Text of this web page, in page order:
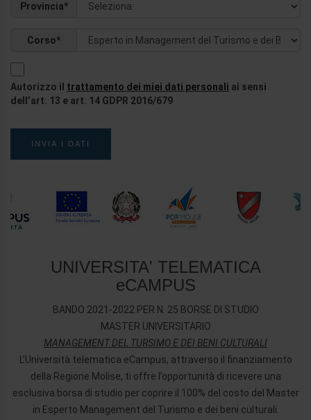
Provincia*
Corso*
Autorizzo il trattamento dei miei dati personali ai sensi
dell’art. 13 e art. 14 GDPR 2016/679
UNIVERSITA' TELEMATICA
eCAMPUS
BANDO 2021-2022 PER N. 25 BORSE DI STUDIO
MASTER UNIVERSITARIO
MANAGEMENT DEL TURSIMO E DEI BENI CULTURALI
L’Università telematica eCampus, attraverso il finanziamento
della Regione Molise, ti offre l’opportunità di ricevere una
esclusiva borsa di studio per coprire il 100% del costo del Master
in Esperto Management del Turismo e dei beni culturali.